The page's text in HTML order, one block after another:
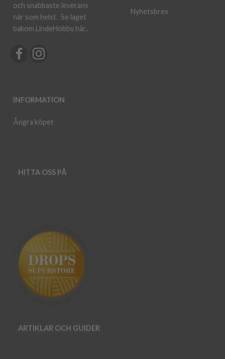
och snabbaste leverans
när som helst. Se laget
bakom LindeHobby här..
INFORMATION
Ångra köpet
Nyhetsbrev
HITTA OSS PÅ
ARTIKLAR OCH GUIDER